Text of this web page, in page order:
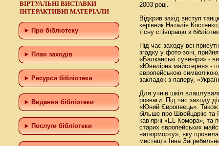
ВІРТУАЛЬНІ ВИСТАВКИ
ІНТЕРАКТИВНІ МАТЕРІАЛИ
Про бібліотеку
План заходів
Ресурси бібліотеки
Видання бібліотеки
Послуги бібліотеки
2003 році.
Відкрив захід виступ
керівник Наталія
тісну співпрацю з
Під час заходу всі
згадку у фото-зоні,
«Балканські сувеніри» -
«Ювелірна майстерня» -
європейською
закладок з паперу,
Для учнів шкіл
розваги. Під час заходу
«Юний Європеєць». Також
більше про Швейцарію та
кав’ярні «EL Комора», та
старих європейських
натюрморту», яку провела
мистецтв Інна